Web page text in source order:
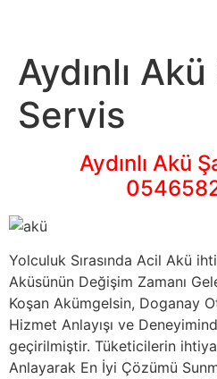
Aydınlı
Servis
Aydınlı Akü
Yolculuk Sırasında Acil Akü
Aküsünün Değişim Zamanı
Koşan Akümgelsin, Doganay
Hizmet Anlayışı ve
geçirilmiştir. Tüketicilerin
Anlayarak En İyi Çözümü